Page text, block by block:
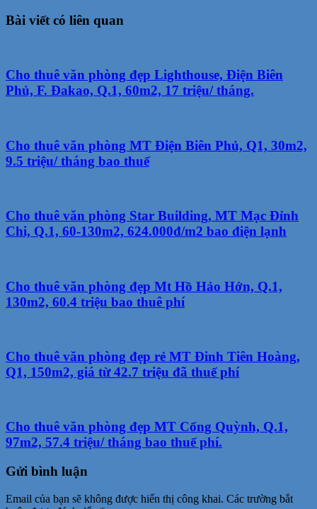
Bài viết có liên quan
Cho thuê văn phòng đẹp Lighthouse, Điện Biên
Phủ, F. Đakao, Q.1, 60m2, 17 triệu/ tháng.
Cho thuê văn phòng MT Điện Biên Phủ, Q1, 30m2,
9.5 triệu/ tháng bao thuế
Cho thuê văn phòng Star Building, MT Mạc Đỉnh
Chi, Q.1, 60-130m2, 624.000đ/m2 bao điện lạnh
Cho thuê văn phòng đẹp Mt Hồ Hảo Hớn, Q.1,
130m2, 60.4 triệu bao thuê phí
Cho thuê văn phòng đẹp rẻ MT Đinh Tiên Hoàng,
Q1, 150m2, giá từ 42.7 triệu đã thuế phí
Cho thuê văn phòng đẹp MT Cống Quỳnh, Q.1,
97m2, 57.4 triệu/ tháng bao thuế phí.
Gửi bình luận
Email của bạn sẽ không được hiển thị công khai. Các trường bắt